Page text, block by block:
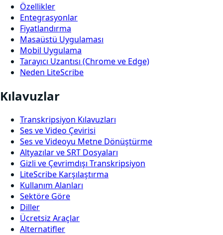
Özellikler
Entegrasyonlar
Fiyatlandırma
Masaüstü Uygulaması
Mobil Uygulama
Tarayıcı Uzantısı (Chrome ve Edge)
Neden LiteScribe
Kılavuzlar
Transkripsiyon Kılavuzları
Ses ve Video Çevirisi
Ses ve Videoyu Metne Dönüştürme
Altyazılar ve SRT Dosyaları
Gizli ve Çevrimdışı Transkripsiyon
LiteScribe Karşılaştırma
Kullanım Alanları
Sektöre Göre
Diller
Ücretsiz Araçlar
Alternatifler